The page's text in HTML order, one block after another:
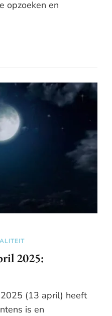
opzoeken en
2025:
(13 april) heeft
is en